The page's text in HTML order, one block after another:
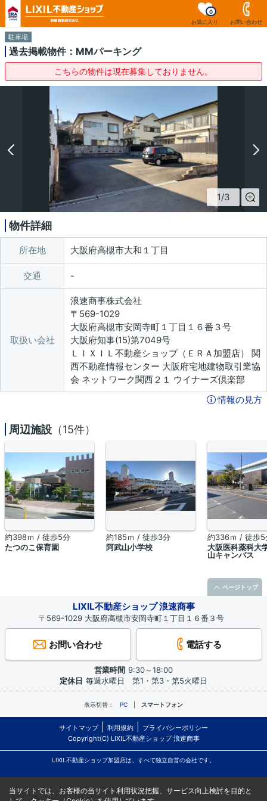
お気に入り
0
お問い合わせ
駐車場
過去掲載物件：MMパーキング
こちらの物件は現在募集しておりません。
1/3
物件詳細
所在地 大阪府高槻市大和１丁目
交通
取扱い会社
浪速商事株式会社
〒569-1029
大阪府高槻市安岡寺町１丁目１６番３号
大阪府知事(15)第7049号
ＬＩＸＩＬ不動産ショップ（ＥＲＡ加盟店） 関
西不動産情報センター 大阪府宅地建物取引業協
会 ネットワーク関西２１ ウイナーズ倶楽部
情報の見方
周辺施設 （15件）
約398ｍ / 徒歩5分
たつのこ保育園
約185ｍ / 徒歩3分
阿武山小学校
約336ｍ / 徒歩5
大阪医科薬科
山キャンパス
LIXIL不動産ショップ 浪速商事
〒569-1029 大阪府高槻市安岡寺町１丁目１６番３号
お問い合わせ 電話する
営業時間 9:30～18:00
定休日 毎週水曜日 第1・第3・第5火曜日
表示切替： PC スマートフォン
サイトマップ 利用規約
プライバシーポリシー
Copyright(C) LIXIL不動産ショップ 浪速商事
LIXIL不動産ショップ加盟店は、すべて独立自営の会社です。
ページトップ
当サイトでは、お客様の当サイト利用状況把握、サービス向上検討を目的と